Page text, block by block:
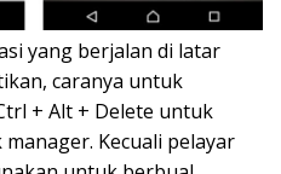
yang berjalan di latar
caranya untuk
+ Alt + Delete untuk
Kecuali pelayar